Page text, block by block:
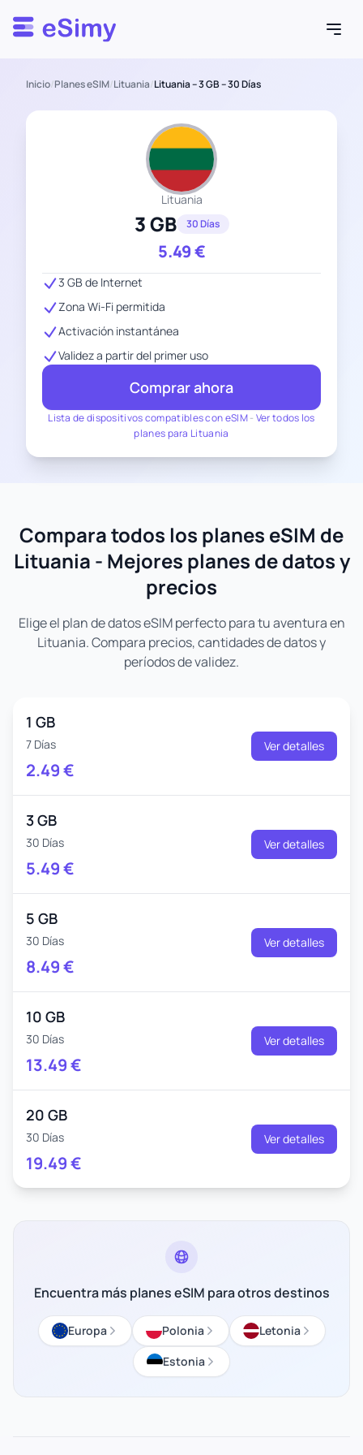
Esimy
Inicio/Planes eSIM/Lituania/Lituania – 3 GB – 30 Días
Lituania
3 GB 30 Días
5.49€
Lista de dispositivos compatibles con eSIM- Ver todos los
planes para Lituania
3 GB de Internet
Zona Wi-Fi permitida
Activación instantánea
Validez a partir del primer uso
Comprar ahora
Compara todos los planes eSIM de
Lituania - Mejores planes de datos y
precios
Elige el plan de datos eSIM perfecto para tu aventura en
Lituania. Compara precios, cantidades de datos y
períodos de validez.
1 GB
7 Días
2.49€
Ver detalles
3 GB
30 Días
5.49€
Ver detalles
5 GB
30 Días
8.49€
Ver detalles
10 GB
30 Días
13.49€
Ver detalles
20 GB
30 Días
19.49€
Ver detalles
Encuentra más planes eSIM para otros destinos
Europa Polonia
Letonia
Estonia